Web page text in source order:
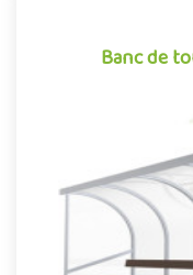
Banc de
Banc de
Indissociable des
élément à part